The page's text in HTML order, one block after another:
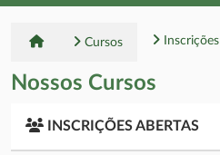
Cursos Inscrições
Nossos Cursos
INSCRIÇÕES ABERTAS